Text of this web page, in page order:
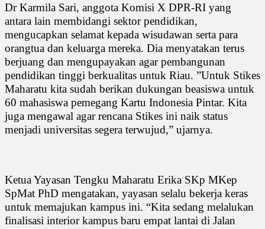
Dr Karmila Sari, anggota Komisi X DPR-RI yang
antara lain membidangi sektor pendidikan,
mengucapkan selamat kepada wisudawan serta para
orangtua dan keluarga mereka. Dia menyatakan terus
berjuang dan mengupayakan agar pembangunan
pendidikan tinggi berkualitas untuk Riau. ”Untuk Stikes
Maharatu kita sudah berikan dukungan beasiswa untuk
60 mahasiswa pemegang Kartu Indonesia Pintar. Kita
juga mengawal agar rencana Stikes ini naik status
menjadi universitas segera terwujud,” ujarnya.
Ketua Yayasan Tengku Maharatu Erika SKp MKep
SpMat PhD mengatakan, yayasan selalu bekerja keras
untuk memajukan kampus ini. “Kita sedang melalukan
finalisasi interior kampus baru empat lantai di Jalan